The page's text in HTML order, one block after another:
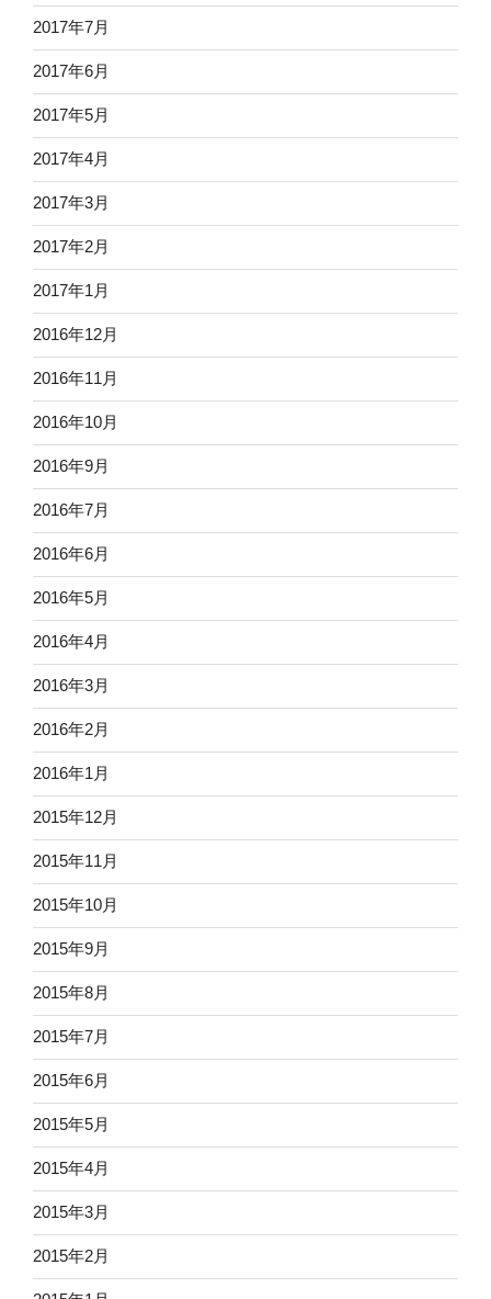
2017年7月
2017年6月
2017年5月
2017年4月
2017年3月
2017年2月
2017年1月
2016年12月
2016年11月
2016年10月
2016年9月
2016年7月
2016年6月
2016年5月
2016年4月
2016年3月
2016年2月
2016年1月
2015年12月
2015年11月
2015年10月
2015年9月
2015年8月
2015年7月
2015年6月
2015年5月
2015年4月
2015年3月
2015年2月